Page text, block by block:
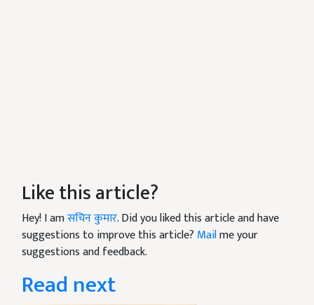
Like this article?
Hey! I amसचिन कुमार. Did you liked this article and have
suggestions to improve this article? Mailme your
suggestions and feedback.
Read next